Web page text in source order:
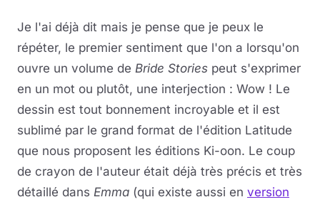
Je l'ai déjà dit mais je pense que je peux le
répéter, le premier sentiment que l'on a lorsqu'on
ouvre un volume de Bride Stories peut s'exprimer
en un mot ou plutôt, une interjection : Wow ! Le
dessin est tout bonnement incroyable et il est
sublimé par le grand format de l'édition Latitude
que nous proposent les éditions Ki-oon. Le coup
de crayon de l'auteur était déjà très précis et très
détaillé dans Emma (qui existe aussi en version